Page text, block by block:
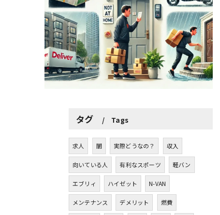
タグ Tags
求人 闇 実際どうなの？ 収入
向いている人 有利なスポーツ 軽バン
エブリィ ハイゼット N-VAN
メンテナンス デメリット 燃費